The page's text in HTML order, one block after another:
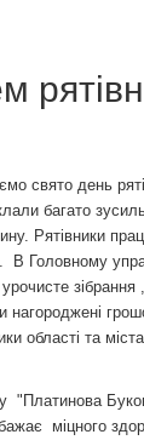
день
багато
Рятівники
В Головному
урочисте
нагороджені
області та
міцного